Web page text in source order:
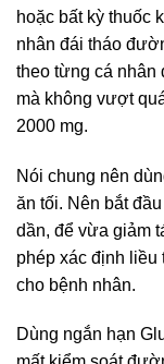
hoặc bất kỳ thuốc
nhân đái tháo
theo từng cá nhân
mà không vượt
2000 mg.
Nói chung nên
ăn tối. Nên bắt
dần, để vừa giảm
phép xác định
cho bệnh nhân.
Dùng ngắn hạn